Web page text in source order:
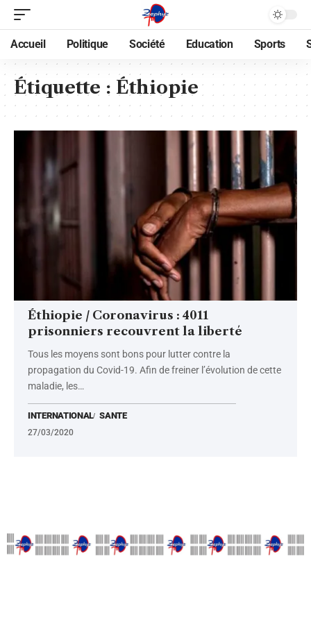
Accueil Politique Société Education Sports
Étiquette : Éthiopie
Éthiopie / Coronavirus : 4011
prisonniers recouvrent la liberté
Tous les moyens sont bons pour lutter contre la
propagation du Covid-19. Afin de freiner l’évolution de cette
maladie, les…
INTERNATIONAL SANTE
27/03/2020